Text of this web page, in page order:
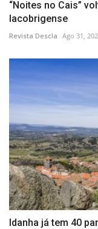
“Noites no Cais”
lacobrigense
Revista Descla Ago 31,
Idanha já tem 40